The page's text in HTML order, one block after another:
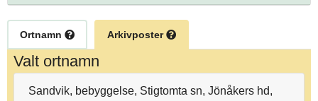
Ortnamn Arkivposter
Valt ortnamn
Sandvik, bebyggelse, Stigtomta sn, Jönåkers hd,